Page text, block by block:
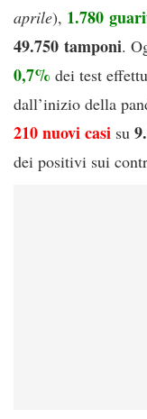
aprile), 1.780
49.750 tamponi.
0,7% dei test
dall’inizio della
210 nuovi casi su
dei positivi sui